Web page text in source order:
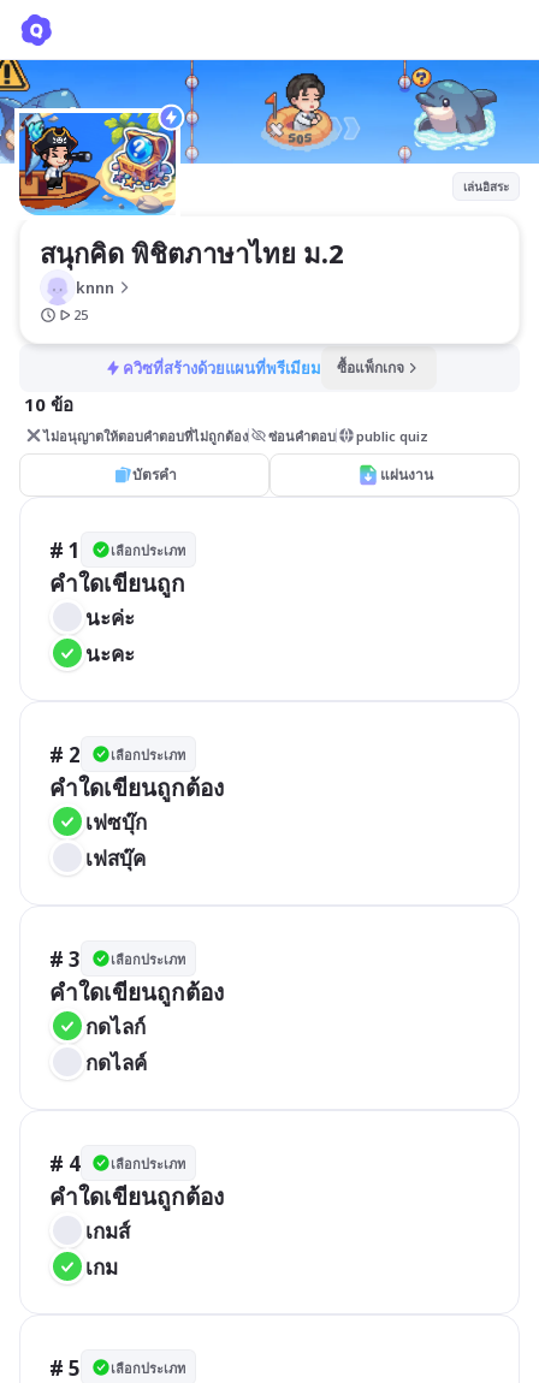
เล่นอิสระ
สนุกคิด พิชิตภาษาไทย ม.2
knnn
25
ควิซที่สร้างด้วยแผนที่พรีเมียม ซื้อแพ็กเกจ
10 ข้อ
ไม่อนุญาตให้ตอบคำตอบที่ไม่ถูกต้อง ซ่อนคำตอบ public quiz
บัตรคำ แผ่นงาน
# 1 เลือกประเภท
คำใดเขียนถูก
นะค่ะ
นะคะ
# 2 เลือกประเภท
คำใดเขียนถูกต้อง
เฟซบุ๊ก
เฟสบุ๊ค
# 3 เลือกประเภท
คำใดเขียนถูกต้อง
กดไลก์
กดไลค์
# 4 เลือกประเภท
คำใดเขียนถูกต้อง
เกมส์
เกม
# 5 เลือกประเภท